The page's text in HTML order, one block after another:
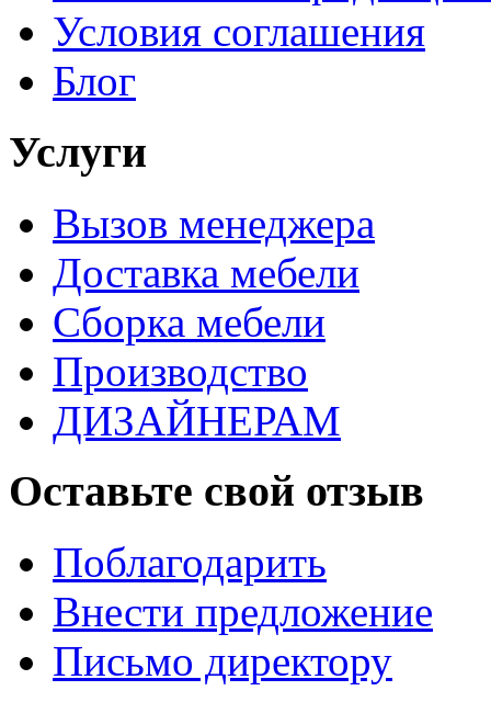
Условия соглашения
Блог
Услуги
Вызов менеджера
Доставка мебели
Сборка мебели
Производство
ДИЗАЙНЕРАМ
Оставьте свой отзыв
Поблагодарить
Внести предложение
Письмо директору